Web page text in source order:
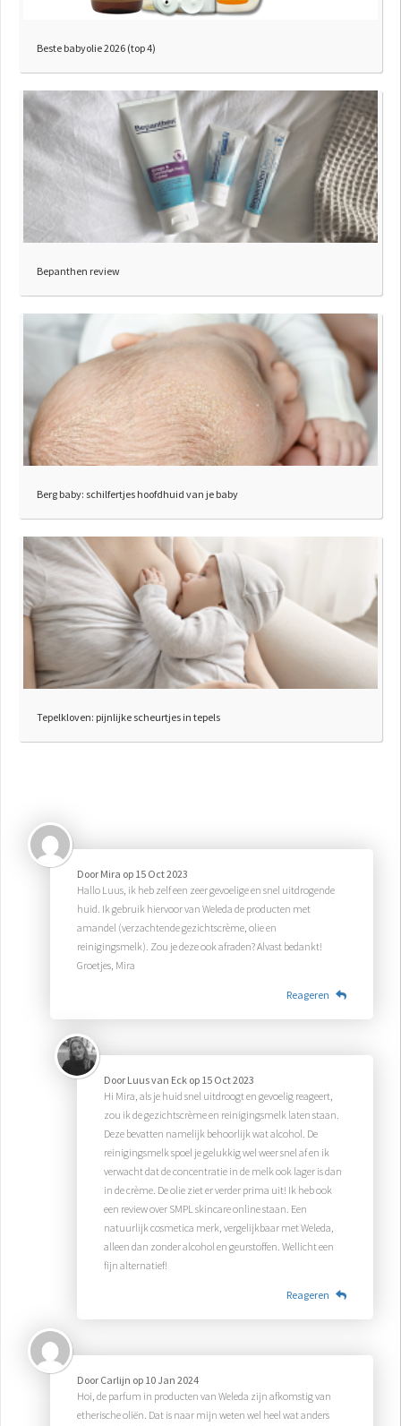
Beste babyolie 2026 (top 4)
Bepanthen review
Berg baby: schilfertjes hoofdhuid van je baby
Tepelkloven: pijnlijke scheurtjes in tepels
Door Mira op 15 Oct 2023
Hallo Luus, ik heb zelf een zeer gevoelige en snel uitdrogende
huid. Ik gebruik hiervoor van Weleda de producten met
amandel (verzachtende gezichtscrème, olie en
reinigingsmelk). Zou je deze ook afraden? Alvast bedankt!
Groetjes, Mira
Reageren
Door Luus van Eck op 15 Oct 2023
Hi Mira, als je huid snel uitdroogt en gevoelig reageert,
zou ik de gezichtscrème en reinigingsmelk laten staan.
Deze bevatten namelijk behoorlijk wat alcohol. De
reinigingsmelk spoel je gelukkig wel weer snel af en ik
verwacht dat de concentratie in de melk ook lager is dan
in de crème. De olie ziet er verder prima uit! Ik heb ook
een review over SMPL skincare online staan. Een
natuurlijk cosmetica merk, vergelijkbaar met Weleda,
alleen dan zonder alcohol en geurstoffen. Wellicht een
fijn alternatief!
Reageren
Door Carlijn op 10 Jan 2024
Hoi, de parfum in producten van Weleda zijn afkomstig van
etherische oliën. Dat is naar mijn weten wel heel wat anders